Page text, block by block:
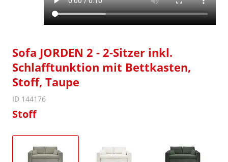
Sofa JORDEN 2 - 2-Sitzer inkl.
Schlafftunktion mit Bettkasten,
Stoff, Taupe
ID 144176
Stoff